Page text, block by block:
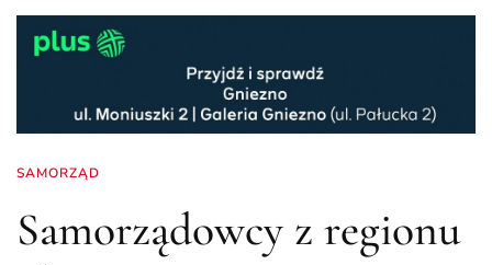
SAMORZĄD
Samorządowcy z regionu